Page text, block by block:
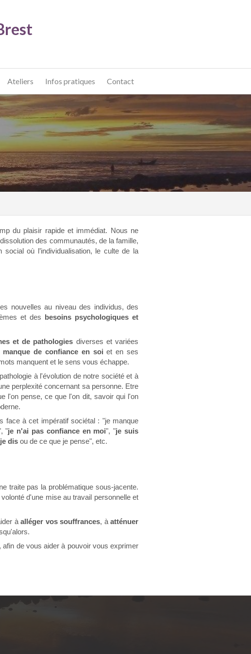
Ateliers Infos pratiques Contact
du plaisir rapide et immédiat. Nous ne
des communautés, de la famille,
où l’individualisation, le culte de la
nouvelles au niveau des individus, des
et des besoins psychologiques et
et de pathologies diverses et variées
manque de confiance en soi et en ses
manquent et le sens vous échappe.
à l'évolution de notre société et à
perplexité concernant sa personne. Etre
l'on pense, ce que l'on dit, savoir qui l'on
face à cet impératif sociétal : "je manque
"je n'ai pas confiance en moi", "je suis
dis ou de ce que je pense", etc.
traite pas la problématique sous-jacente.
d'une mise au travail personnelle et
àalléger vos souffrances, àatténuer
de vous aider à pouvoir vous exprimer